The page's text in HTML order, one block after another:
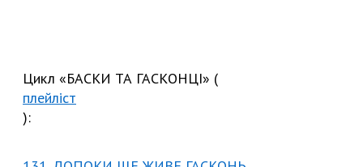
Цикл «БАСКИ ТА ГАСКОНЦІ» (
плейліст
):